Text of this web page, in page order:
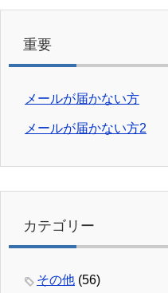
重要
メールが届かない方
メールが届かない方2
カテゴリー
その他 (56)